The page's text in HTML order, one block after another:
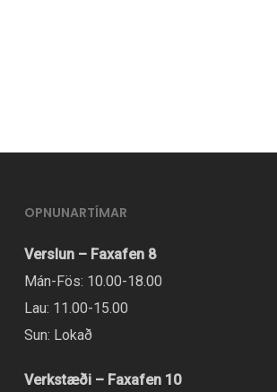
OPNUNARTÍMAR
Verslun – Faxafen 8
Mán-Fös: 10.00-18.00
Lau: 11.00-15.00
Sun: Lokað
Verkstæði – Faxafen 10